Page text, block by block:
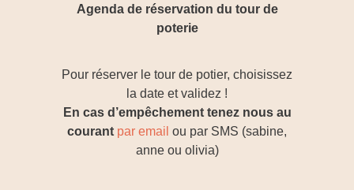
Agenda de réservation du tour de
poterie
Pour réserver le tour de potier, choisissez
la date et validez !
En cas d’empêchement tenez nous au
courant par email ou par SMS (sabine,
anne ou olivia)